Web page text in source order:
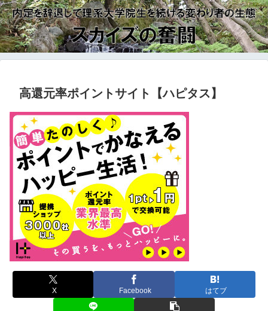
高還元率ポイントサイト【ハピタス】
X Facebook はてブ